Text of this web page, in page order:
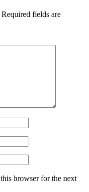
Required fields are
browser for the next